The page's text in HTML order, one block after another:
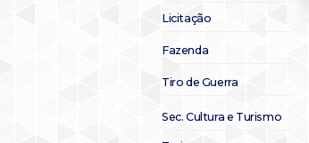
Licitação
Fazenda
Tiro de Guerra
Sec. Cultura e Turismo